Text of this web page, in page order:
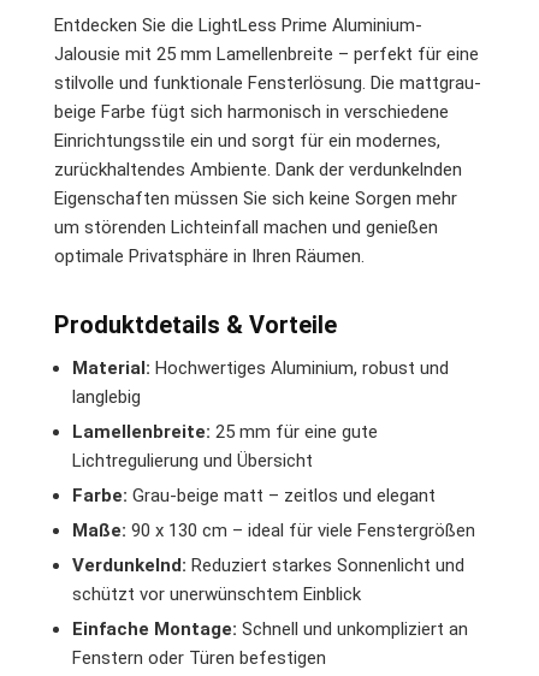
Entdecken Sie die LightLess Prime Aluminium-
Jalousie mit 25 mm Lamellenbreite – perfekt für eine
stilvolle und funktionale Fensterlösung. Die mattgrau-
beige Farbe fügt sich harmonisch in verschiedene
Einrichtungsstile ein und sorgt für ein modernes,
zurückhaltendes Ambiente. Dank der verdunkelnden
Eigenschaften müssen Sie sich keine Sorgen mehr
um störenden Lichteinfall machen und genießen
optimale Privatsphäre in Ihren Räumen.
Produktdetails & Vorteile
Material: Hochwertiges Aluminium, robust und
langlebig
Lamellenbreite: 25 mm für eine gute
Lichtregulierung und Übersicht
Farbe: Grau-beige matt – zeitlos und elegant
Maße: 90 x 130 cm – ideal für viele Fenstergrößen
Verdunkelnd: Reduziert starkes Sonnenlicht und
schützt vor unerwünschtem Einblick
Einfache Montage: Schnell und unkompliziert an
Fenstern oder Türen befestigen